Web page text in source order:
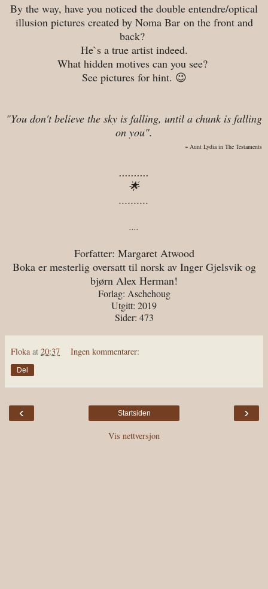
By the way, have you noticed the double entendre/optical
illusion pictures created by Noma Bar on the front and
back?
He`s a true artist indeed.
What hidden motives can you see?
See pictures for hint. 😉
"You don't believe the sky is falling, until a chunk is falling
on you".
~ Aunt Lydia in The Testaments
..........
🌟
..........
....
Forfatter: Margaret Atwood
Boka er mesterlig oversatt til norsk av Inger Gjelsvik og
bjørn Alex Herman!
Forlag: Aschehoug
Utgitt: 2019
Sider: 473
Floka at 20:37 Ingen kommentarer:
Del
‹ ›
Startsiden
Vis nettversjon